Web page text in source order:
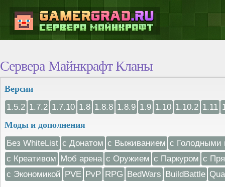
Сервера Майнкрафт Кланы
Версии
1.5.2 1.7.2 1.7.10 1.8 1.8.8 1.8.9 1.9 1.10 1.10.2 1.11
Моды и дополнения
Без WhiteList с Донатом с Выживанием с Голодными
с Креативом Моб арена с Оружием с Паркуром с
с Экономикой PVE PvP RPG BedWars BuildBattle